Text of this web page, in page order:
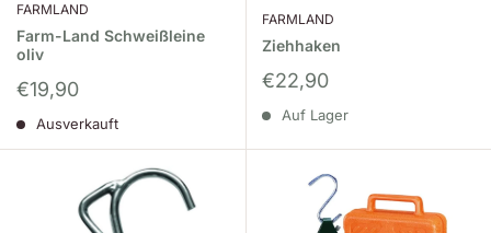
FARMLAND
Farm-Land Schweißleine
oliv
Sonderpreis
€19,90
Ausverkauft
FARMLAND
Ziehhaken
Sonderpreis
€22,90
Auf Lager